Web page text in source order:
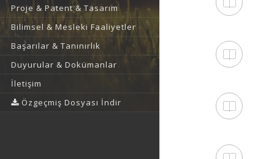
Proje & Patent & Tasarım
Bilimsel & Mesleki Faaliyetler
Başarılar & Tanınırlık
Duyurular & Dokümanlar
İletişim
Özgeçmiş Dosyası İndir